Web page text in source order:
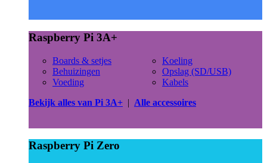
Raspberry Pi 3A+
Boards & setjes
Behuizingen
Voeding
Koeling
Opslag (SD/USB)
Kabels
Bekijk alles van Pi 3A+ | Alle accessoires
Raspberry Pi Zero